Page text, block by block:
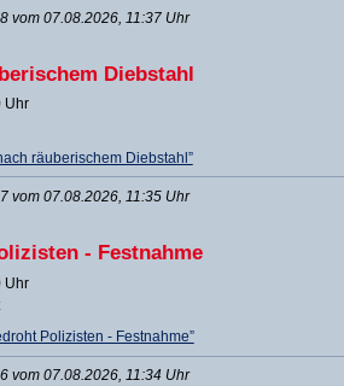
vom 07.08.2026, 11:37 Uhr
Diebstahl
Uhr
räuberischem Diebstahl”
vom 07.08.2026, 11:35 Uhr
- Festnahme
Uhr
Polizisten - Festnahme”
vom 07.08.2026, 11:34 Uhr